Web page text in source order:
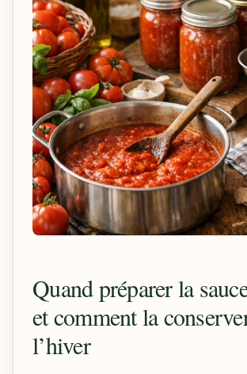
Quand préparer la
et comment la
l’hiver